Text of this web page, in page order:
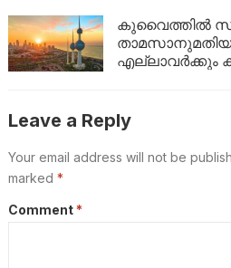
കുവൈത്തിൽ
എല്ലാവർക്കും
Leave a Reply
Your email address will not be
marked *
Comment *